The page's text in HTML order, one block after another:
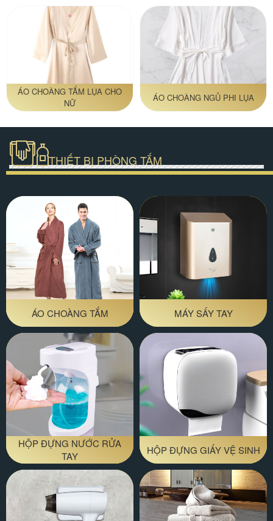
ÁO CHOÀNG TẮM LỤA CHO
NỮ
ÁO CHOÀNG NGỦ PHI LỤA
THIẾT BỊ PHÒNG TẮM
ÁO CHOÀNG TẮM MÁY SẤY TAY
HỘP ĐỰNG NƯỚC RỬA
TAY
HỘP ĐỰNG GIẤY VỆ SINH